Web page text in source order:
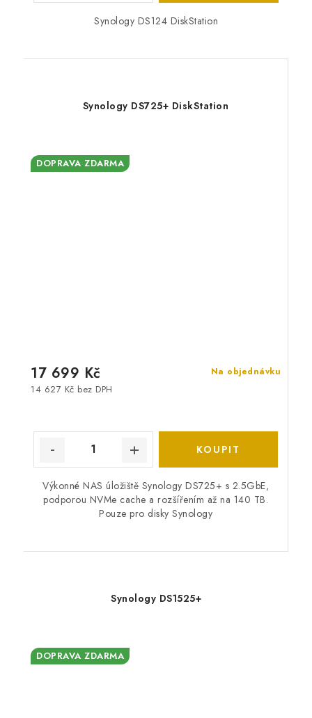
Synology DS124 DiskStation
Synology DS725+ DiskStation
DOPRAVA ZDARMA
Na objednávku
14 627 Kč bez DPH
17 699 Kč
Výkonné NAS úložiště Synology DS725+ s 2.5GbE,
podporou NVMe cache a rozšířením až na 140 TB.
Pouze pro disky Synology
Synology DS1525+
DOPRAVA ZDARMA